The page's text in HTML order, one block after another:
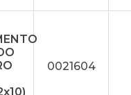
0021604